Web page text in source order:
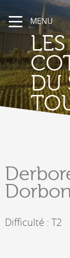
MENU
LES
DU
Difficulté : T2